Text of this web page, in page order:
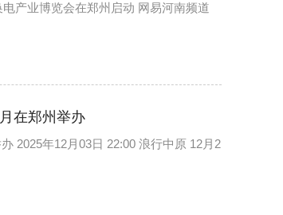
产业博览会在郑州启动 网易河南频道
在郑州举办
2025年12月03日 22:00 浪行中原 12月2